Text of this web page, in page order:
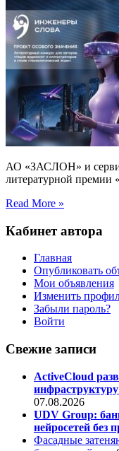
АО «ЗАСЛОН» и
литературной премии
Read More »
Кабинет автора
Главная
Опубликовать
Мои объявления
Изменить
Забыли пароль?
Войти
Свежие записи
ActiveCloud
07.08.2026
UDV Group:
нейросетей без
Фасадные